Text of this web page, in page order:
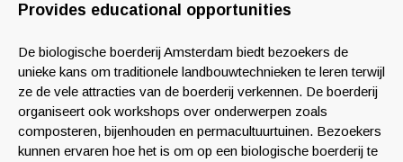
Provides educational opportunities
De biologische boerderij Amsterdam biedt bezoekers de
unieke kans om traditionele landbouwtechnieken te leren terwijl
ze de vele attracties van de boerderij verkennen. De boerderij
organiseert ook workshops over onderwerpen zoals
composteren, bijenhouden en permacultuurtuinen. Bezoekers
kunnen ervaren hoe het is om op een biologische boerderij te